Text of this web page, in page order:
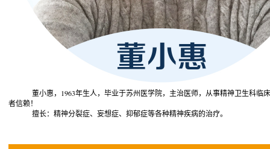
董小惠，1963年生人，毕业于苏州医学院，主治医师，从事精神卫生科临床
者信赖！
擅长：精神分裂症、妄想症、抑郁症等各种精神疾病的治疗。